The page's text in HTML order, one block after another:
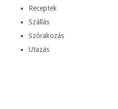
Receptek
Szállás
Szórakozás
Utazás